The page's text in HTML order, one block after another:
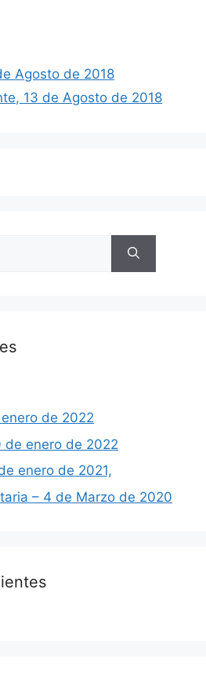
Agosto de 2018
13 de Agosto de 2018
de 2022
de enero de 2022
enero de 2021,
– 4 de Marzo de 2020